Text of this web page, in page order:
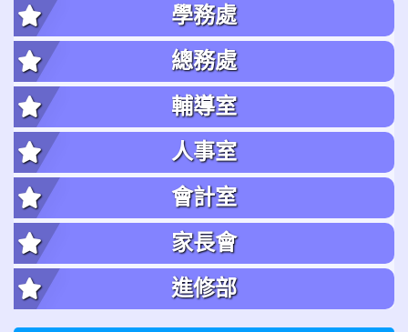
學務處
總務處
輔導室
人事室
會計室
家長會
進修部